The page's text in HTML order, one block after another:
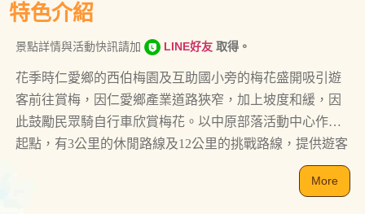
特色介紹
景點詳情與活動快訊請加 LINE好友 取得。
花季時仁愛鄉的西伯梅園及互助國小旁的梅花盛開吸引遊
客前往賞梅，因仁愛鄉產業道路狹窄，加上坡度和緩，因
此鼓勵民眾騎自行車欣賞梅花。以中原部落活動中心作為
起點，有3公里的休閒路線及12公里的挑戰路線，提供遊客
More